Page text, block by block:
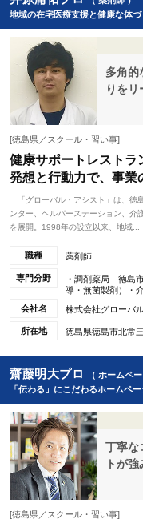
地域の在宅医療支援と健康な体
多角的
りをリ
[徳島県／スクール・習い事]
健康サポートレストラ
発想と行動力で、事業
「グローバル・アシスト」は、徳
ンター、ヘルパーステーション、介
を展開。1998年の設立以来、地域...
職種 薬剤師
専門分野
・調剤薬局 徳島
導・無菌製剤）・
会社名
株式会社グローバ
所在地 徳島県徳島市北常
齋藤明大プロ
（ ホームペ
「伝わる」にこだわるホームペ
丁寧な
トが強
[徳島県／スクール・習い事]